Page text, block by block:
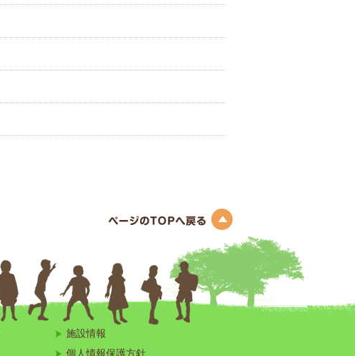
施設情報
個人情報保護方針